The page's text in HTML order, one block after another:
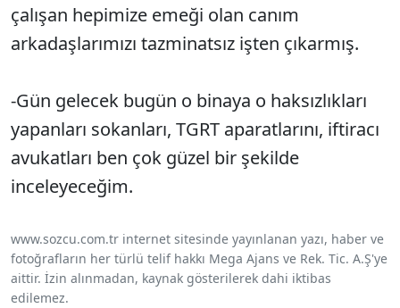
çalışan hepimize emeği olan canım
arkadaşlarımızı tazminatsız işten çıkarmış.
-Gün gelecek bugün o binaya o haksızlıkları
yapanları sokanları, TGRT aparatlarını, iftiracı
avukatları ben çok güzel bir şekilde
inceleyeceğim.
www.sozcu.com.tr internet sitesinde yayınlanan yazı, haber ve
fotoğrafların her türlü telif hakkı Mega Ajans ve Rek. Tic. A.Ş'ye
aittir. İzin alınmadan, kaynak gösterilerek dahi iktibas
edilemez.